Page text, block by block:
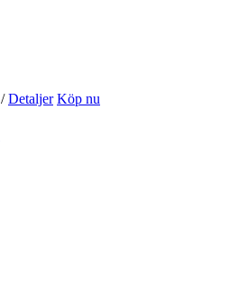
/ Detaljer Köp nu